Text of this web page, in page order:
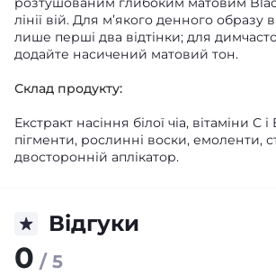
лінії вій. Для м’якого денного образу
лише перші два відтінки; для
додайте насичений матовий тон.
Склад продукту:
Екстракт насіння білої чіа, вітаміни C і
пігменти, рослинні воски, емоленти,
двосторонній аплікатор.
Відгуки
0 / 5